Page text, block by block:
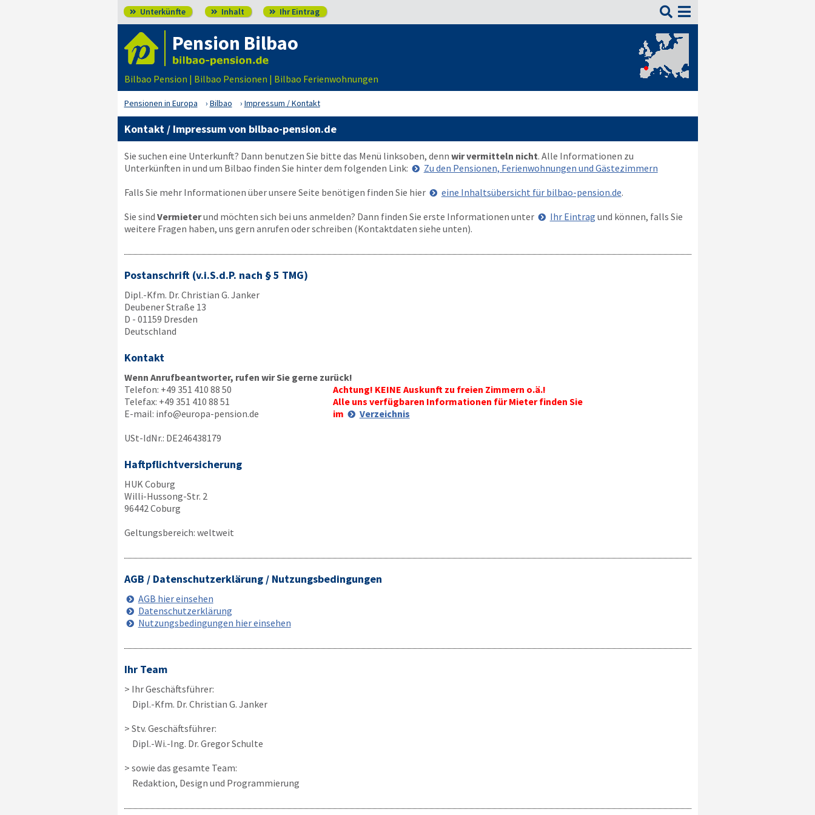
 Unterkünfte  Inhalt  Ihr Eintrag 
Pension Bilbao
Bilbao Pension | Bilbao Pensionen | Bilbao Ferienwohnungen
Pensionen in Europa Bilbao Impressum / Kontakt
Kontakt / Impressum von bilbao-pension.de
Sie suchen eine Unterkunft? Dann benutzen Sie bitte das Menü linksoben, denn wir vermitteln nicht. Alle Informationen zu
Unterkünften in und um Bilbao finden Sie hinter dem folgenden Link:
Zu den Pensionen, Ferienwohnungen und Gästezimmern
Falls Sie mehr Informationen über unsere Seite benötigen finden Sie hier
eine Inhaltsübersicht für bilbao-pension.de.
Sie sind Vermieterund möchten sich bei uns anmelden? Dann finden Sie erste Informationen unter Ihr Eintrag und können, falls Sie
weitere Fragen haben, uns gern anrufen oder schreiben (Kontaktdaten siehe unten).
Postanschrift (v.i.S.d.P. nach § 5 TMG)
Dipl.-Kfm. Dr. Christian G. Janker
Deubener Straße 13
D - 01159 Dresden
Deutschland
Kontakt
Wenn Anrufbeantworter, rufen wir Sie gerne zurück!
Telefon: +49 351 410 88 50
Telefax: +49 351 410 88 51
E-mail: info@europa-pension.de
USt-IdNr.: DE246438179
Achtung! KEINE Auskunft zu freien Zimmern o.ä.!
Alle uns verfügbaren Informationen für Mieter finden Sie
im
Verzeichnis
Haftpflichtversicherung
HUK Coburg
Willi-Hussong-Str. 2
96442 Coburg
Geltungsbereich: weltweit
AGB / Datenschutzerklärung / Nutzungsbedingungen
AGB hier einsehen
Datenschutzerklärung
Nutzungsbedingungen hier einsehen
Ihr Team
> Ihr Geschäftsführer:
Dipl.-Kfm. Dr. Christian G. Janker
> Stv. Geschäftsführer:
Dipl.-Wi.-Ing. Dr. Gregor Schulte
> sowie das gesamte Team:
Redaktion, Design und Programmierung